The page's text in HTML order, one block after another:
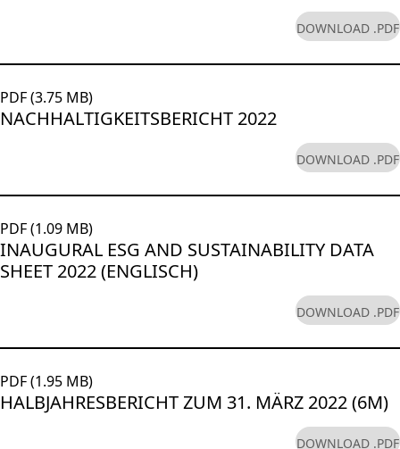
DOWNLOAD .PDF
PDF (3.75 MB)
NACHHALTIGKEITSBERICHT 2022
DOWNLOAD .PDF
PDF (1.09 MB)
INAUGURAL ESG AND SUSTAINABILITY DATA
SHEET 2022 (ENGLISCH)
DOWNLOAD .PDF
PDF (1.95 MB)
HALBJAHRESBERICHT ZUM 31. MÄRZ 2022 (6M)
DOWNLOAD .PDF